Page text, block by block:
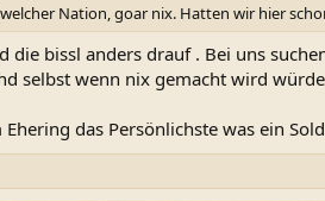
Nation, goar nix. Hatten wir hier
bissl anders drauf . Bei uns
selbst wenn nix gemacht wird
das Persönlichste was ein